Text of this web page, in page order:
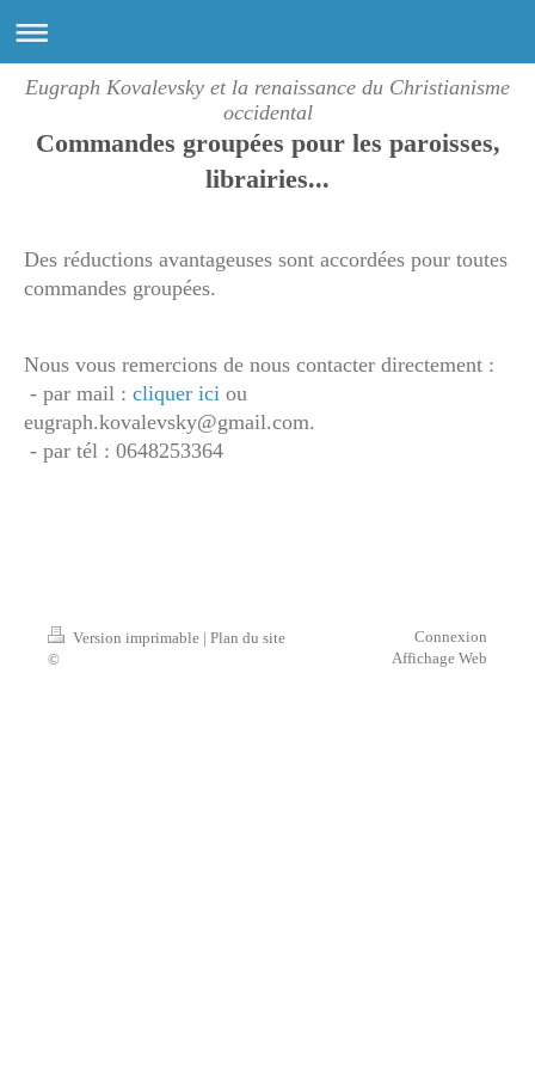
Eugraph Kovalevsky et la renaissance du Christianisme
occidental
Commandes groupées pour les paroisses,
librairies...
Des réductions avantageuses sont accordées pour toutes
commandes groupées.
Nous vous remercions de nous contacter directement :
- par mail : cliquer ici ou
eugraph.kovalevsky@gmail.com.
- par tél : 0648253364
Version imprimable | Plan du site
©
Connexion
Affichage Web